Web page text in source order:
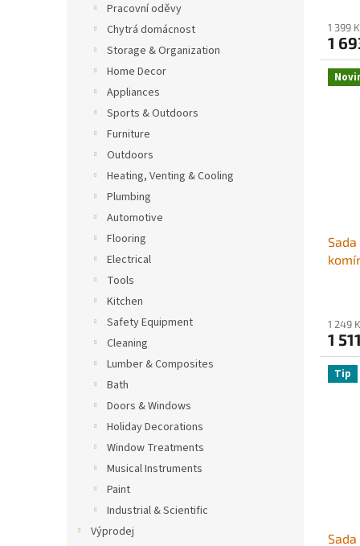
Pracovní oděvy
Chytrá domácnost
Storage & Organization
Home Decor
Appliances
Sports & Outdoors
Furniture
Outdoors
Heating, Venting & Cooling
Plumbing
Automotive
Flooring
Electrical
Tools
Kitchen
Safety Equipment
Cleaning
Lumber & Composites
Bath
Doors & Windows
Holiday Decorations
Window Treatments
Musical Instruments
Paint
Industrial & Scientific
Výprodej
1 399
1
1 249
1
Tip